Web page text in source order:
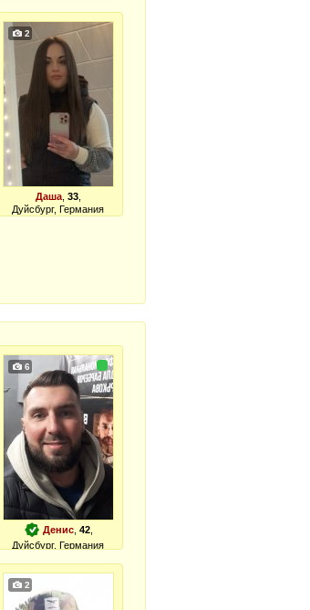
2
Даша, 33,
Дуйсбург, Германия
6
Денис, 42,
Дуйсбург, Германия
2